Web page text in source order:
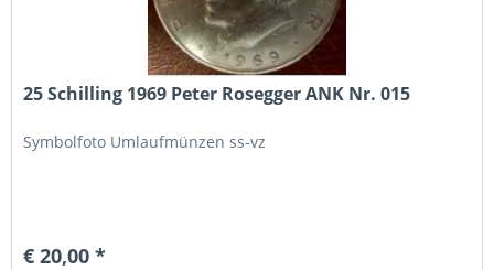
25 Schilling 1969 Peter Rosegger ANK Nr. 015
Symbolfoto Umlaufmünzen ss-vz
€ 20,00 *